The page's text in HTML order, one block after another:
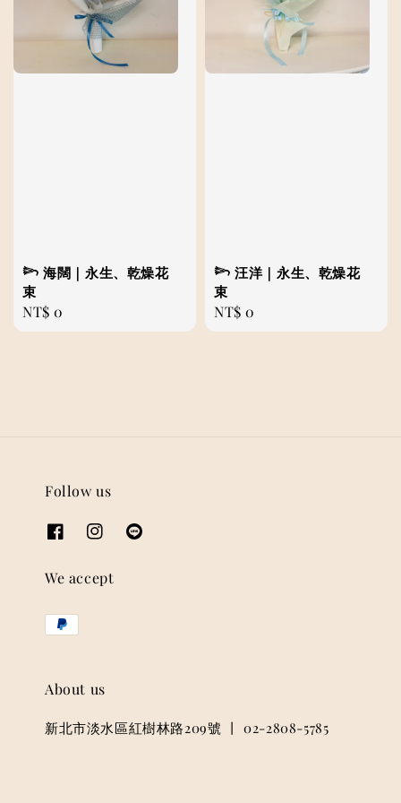
𓆸 海闊｜永生、乾燥花
束
Regular
price
NT$ 0
𓆸 汪洋｜永生、乾燥花
束
Regular
price
NT$ 0
Follow us
We accept
About us
新北市淡水區紅樹林路209號 丨 02-2808-5785